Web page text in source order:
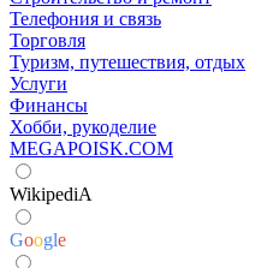
Телефония и связь
Торговля
Туризм, путешествия, отдых
Услуги
Финансы
Хобби, рукоделие
MEGAPOISK.COM
WikipediA
Google